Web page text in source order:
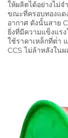
ให้ผลิตได้อย่างไม่
ขณะที่ครอบทองแด
อากาศ ดังนั้นสาย
ยิ่งที่มีความแข็งแร
ใช้ราคาเหล็กที่ต่ํา
CCS ไม่ล้าหลังในผ